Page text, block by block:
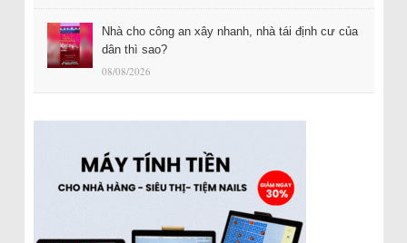
Nhà cho công an xây nhanh, nhà tái định cư của
dân thì sao?
08/08/2026